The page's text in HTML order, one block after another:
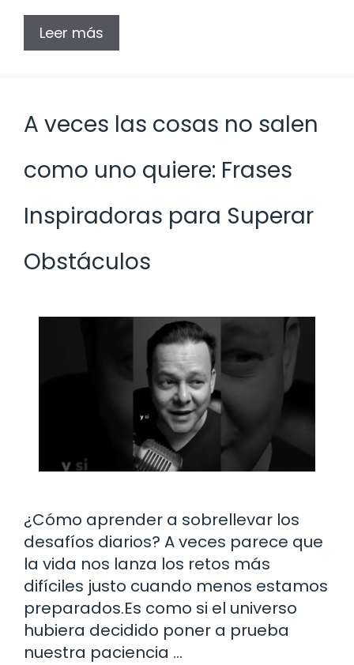
Leer más
A veces las cosas no salen
como uno quiere: Frases
Inspiradoras para Superar
Obstáculos
¿Cómo aprender a sobrellevar los
desafíos diarios? A veces parece que
la vida nos lanza los retos más
difíciles justo cuando menos estamos
preparados.Es como si el universo
hubiera decidido poner a prueba
nuestra paciencia …